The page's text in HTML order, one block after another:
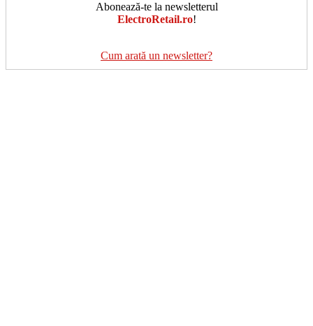
Abonează-te la newsletterul
ElectroRetail.ro!
Cum arată un newsletter?